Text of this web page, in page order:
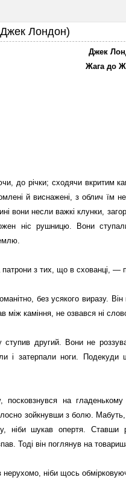
Лондон)
Джек
Жага до
до річки; сходячи вкритим
й виснажені, з облич їм
вони несли важкі клунки,
ніс рушницю. Вони
з тих, що в схованці, —
без усякого виразу.
між каміння, не озвався ні
ступив другий. Вони не
і затерпали ноги.
на
зойкнувши з болю.
ніби шукав опертя. Ставши
Тоді він поглянув на
нерухомо, ніби щось